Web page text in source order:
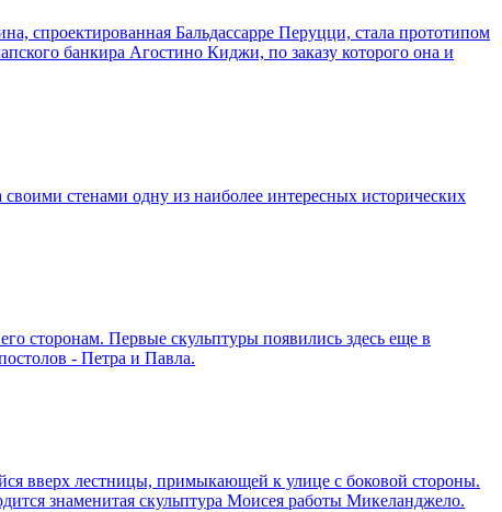
спроектированная Бальдассарре Перуцци, стала прототипом
банкира Агостино Киджи, по заказу которого она и
стенами одну из наиболее интересных исторических
сторонам. Первые скульптуры появились здесь еще в
- Петра и Павла.
вверх лестницы, примыкающей к улице с боковой стороны.
знаменитая скульптура Моисея работы Микеланджело.